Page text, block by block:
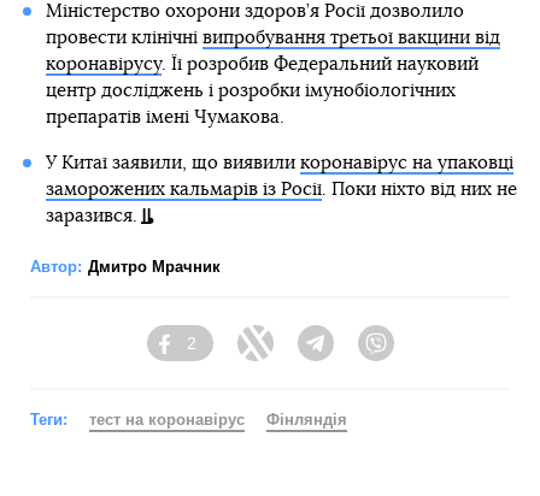
Міністерство охорони здоров’я Росії дозволило
провести клінічні випробування третьої вакцини від
коронавірусу. Її розробив Федеральний науковий
центр досліджень і розробки імунобіологічних
препаратів імені Чумакова.
У Китаї заявили, що виявили коронавірус на упаковці
заморожених кальмарів із Росії. Поки ніхто від них не
заразився.
Автор: Дмитро Мрачник
Facebook
2
Twitter TelegramViber
Теги: тест на коронавірус Фінляндія